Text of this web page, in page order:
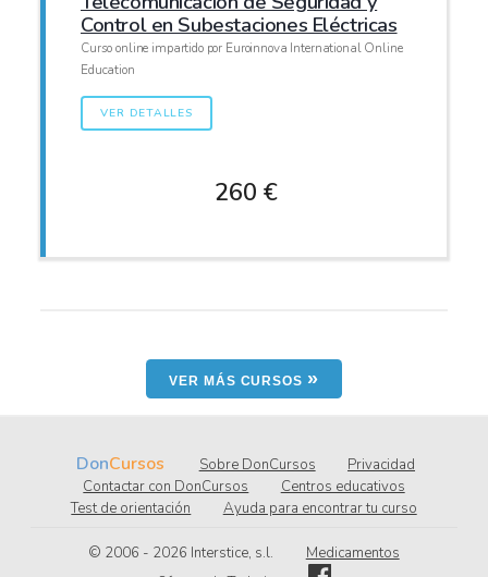
Control en Subestaciones Eléctricas
Curso online impartido por Euroinnova International Online
Education
VER DETALLES
260 €
VER MÁS CURSOS »
DonCursos Sobre DonCursos
Privacidad
Contactar con DonCursos
Centros educativos
Test de orientación
Ayuda para encontrar tu curso
© 2006 - 2026 .l.s ,ecitsretnI
Medicamentos